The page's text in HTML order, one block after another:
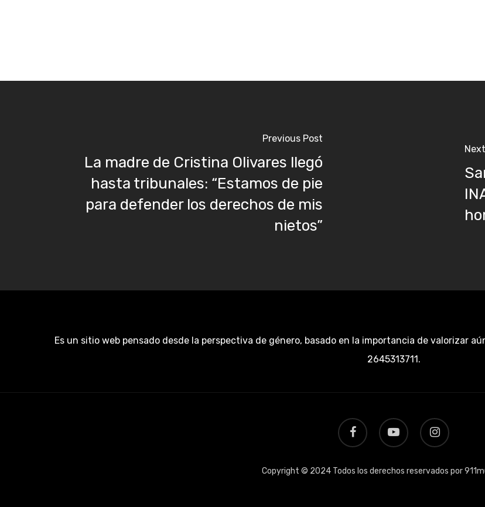
Previous Post
La madre de Cristina Olivares llegó
hasta tribunales: “Estamos de pie
para defender los derechos de mis
nietos”
Es un sitio web pensado desde la perspectiva de género, basado en la importancia de valorizar
2645313711.
facebook youtube instagram
Copyright © 2024 Todos los derechos reservados por